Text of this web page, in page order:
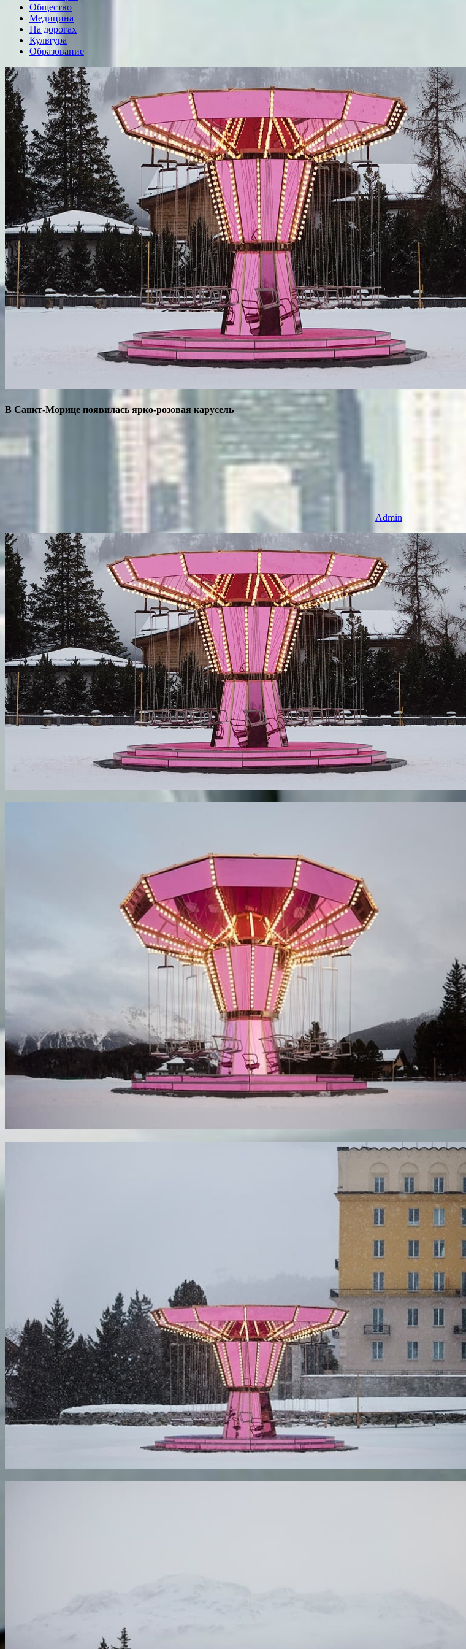
Общество
Медицина
На дорогах
Культура
Образование
В Санкт-Морице появилась ярко-розовая карусель
Admin